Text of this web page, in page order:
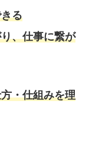
る
、仕事に繋が
・仕組みを理